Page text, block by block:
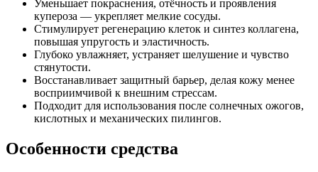
Уменьшает покраснения, отёчность и проявления
купероза — укрепляет мелкие сосуды.
Стимулирует регенерацию клеток и синтез коллагена,
повышая упругость и эластичность.
Глубоко увлажняет, устраняет шелушение и чувство
стянутости.
Восстанавливает защитный барьер, делая кожу менее
восприимчивой к внешним стрессам.
Подходит для использования после солнечных ожогов,
кислотных и механических пилингов.
Особенности средства